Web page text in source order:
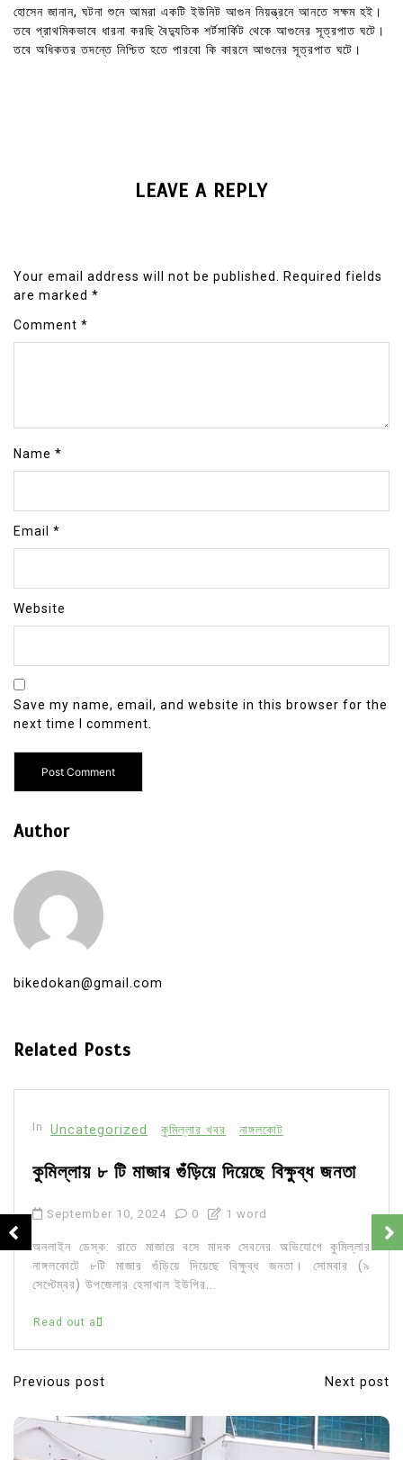
হোসেন জানান, ঘটনা শুনে আমরা একটি ইউনিট আগুন নিয়ন্ত্রনে আনতে সক্ষম হই।
তবে প্রাথমিকভাবে ধারনা করছি বৈদ্যুতিক শর্টসার্কিট থেকে আগুনের সূত্রপাত ঘটে।
তবে অধিকতর তদন্তে নিশ্চিত হতে পারবো কি কারনে আগুনের সূত্রপাত ঘটে।
LEAVE A REPLY
Your email address will not be published.
Required fields
are marked *
Comment *
Name *
Email *
Website
Save my name, email, and website in this browser for the
next time I comment.
Author
bikedokan@gmail.com
Related Posts
In Uncategorized কুমিল্লার খবর নাঙ্গলকোট
কুমিল্লায় ৮ টি মাজার গুঁড়িয়ে দিয়েছে বিক্ষুব্ধ জনতা
September 10, 2024 0 1 word
অনলাইন ডেস্ক: রাতে মাজারে বসে মাদক সেবনের অভিযোগে কুমিল্লার
নাঙ্গলকোটে ৮টি মাজার গুঁড়িয়ে দিয়েছে বিক্ষুব্ধ জনতা। সোমবার (৯
সেপ্টেম্বর) উপজেলার হেসাখাল ইউপির...
Read out all
P
o
Previous post Next post